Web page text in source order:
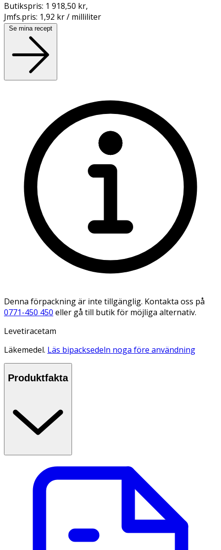
Butikspris: 1 918,50 kr,
Jmfs.pris: 1,92 kr / milliliter
Se mina recept
Denna förpackning är inte tillgänglig. Kontakta oss på
0771-450 450 eller gå till butik för möjliga alternativ.
Levetiracetam
Läkemedel. Läs bipacksedeln noga före användning
Produktfakta